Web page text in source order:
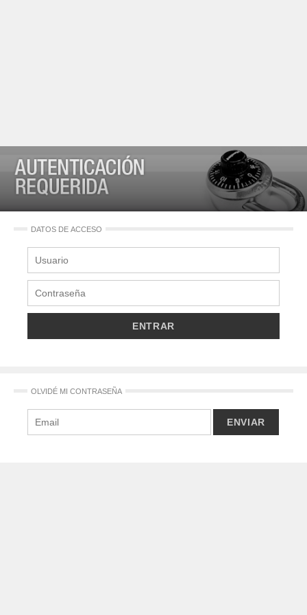
DATOS DE ACCESO
OLVIDÉ MI CONTRASEÑA